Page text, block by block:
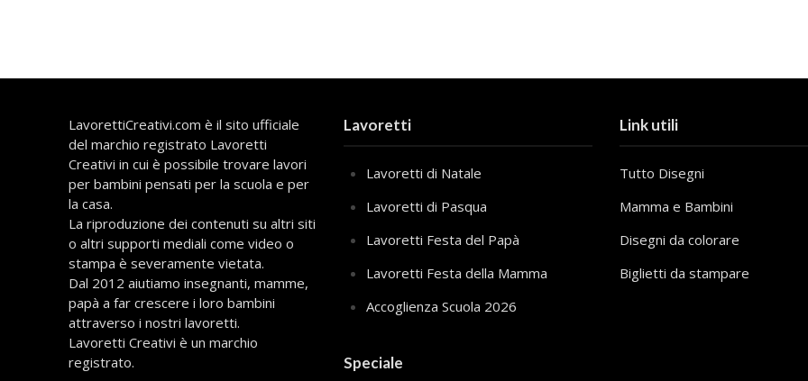
LavorettiCreativi.com è il sito ufficiale
del marchio registrato Lavoretti
Creativi in cui è possibile trovare lavori
per bambini pensati per la scuola e per
la casa.
La riproduzione dei contenuti su altri siti
o altri supporti mediali come video o
stampa è severamente vietata.
Dal 2012 aiutiamo insegnanti, mamme,
papà a far crescere i loro bambini
attraverso i nostri lavoretti.
Lavoretti Creativi è un marchio
registrato.
Lavoretti
Lavoretti di Natale
Lavoretti di Pasqua
Lavoretti Festa del Papà
Lavoretti Festa della Mamma
Accoglienza Scuola 2026
Speciale
Link utili
Tutto Disegni
Mamma e Bambini
Disegni da colorare
Biglietti da stampare